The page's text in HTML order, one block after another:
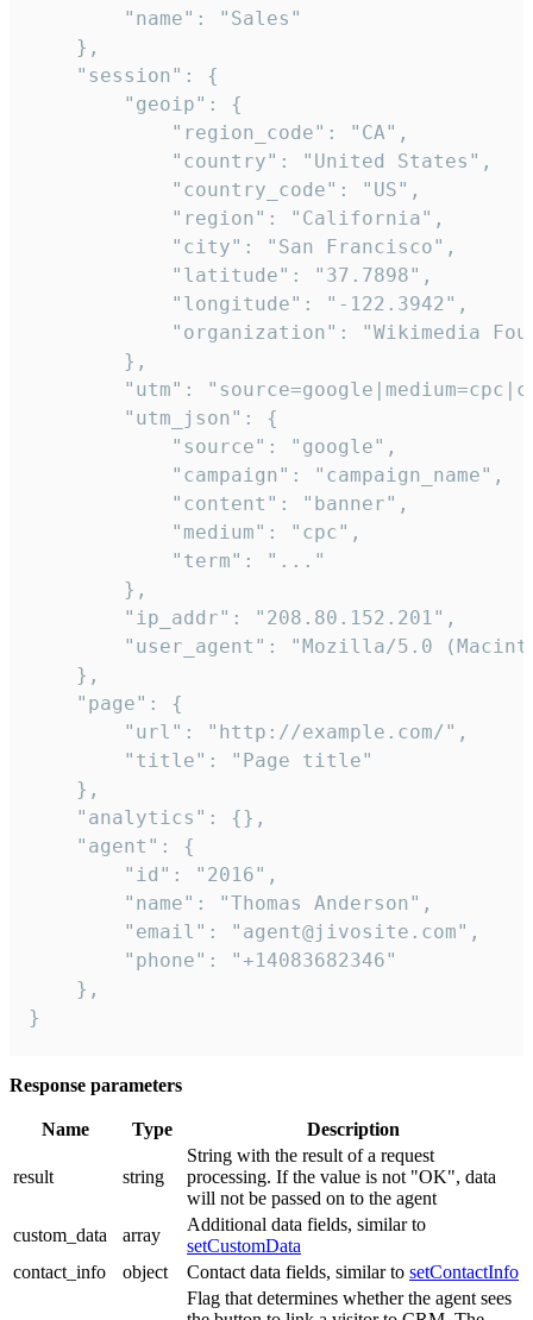
        "name": "Sales"
    },
    "session": {
        "geoip": {
            "region_code": "CA",
            "country": "United States",
            "country_code": "US",
            "region": "California",
            "city": "San Francisco",
            "latitude": "37.7898",
            "longitude": "-122.3942",
"organization": "Wikimedia
        },
"utm":
        "utm_json": {
            "source": "google",
            "campaign": "campaign_name",
            "content": "banner",
            "medium": "cpc",
            "term": "..."
        },
        "ip_addr": "208.80.152.201",
"user_agent": "Mozilla/5.0
    },
    "page": {
        "url": "http://example.com/",
        "title": "Page title"
    },
    "analytics": {},
    "agent": {
        "id": "2016",
        "name": "Thomas Anderson",
        "email": "agent@jivosite.com",
        "phone": "+14083682346"
    },
}
Response parameters
Name Type Description
result string
String with the result of a request
processing. If the value is not "OK", data
will not be passed on to the agent
custom_data
array
Additional data fields, similar to
setCustomData
contact_info
object Contact data fields, similar to setContactInfo
Flag that determines whether the agent sees